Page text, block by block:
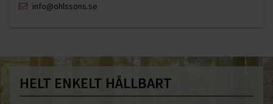
info@ohlssons.se
HELT ENKELT HÅLLBART